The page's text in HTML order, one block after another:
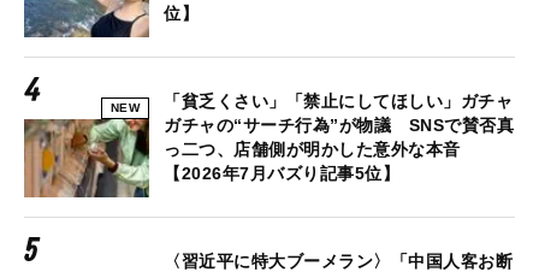
位】
NEW
「貧乏くさい」「禁止にしてほしい」ガチャ
ガチャの“サーチ行為”が物議 SNSで賛否真
っ二つ、店舗側が明かした意外な本音
【2026年7月バズり記事5位】
〈習近平に特大ブーメラン〉「中国人客お断